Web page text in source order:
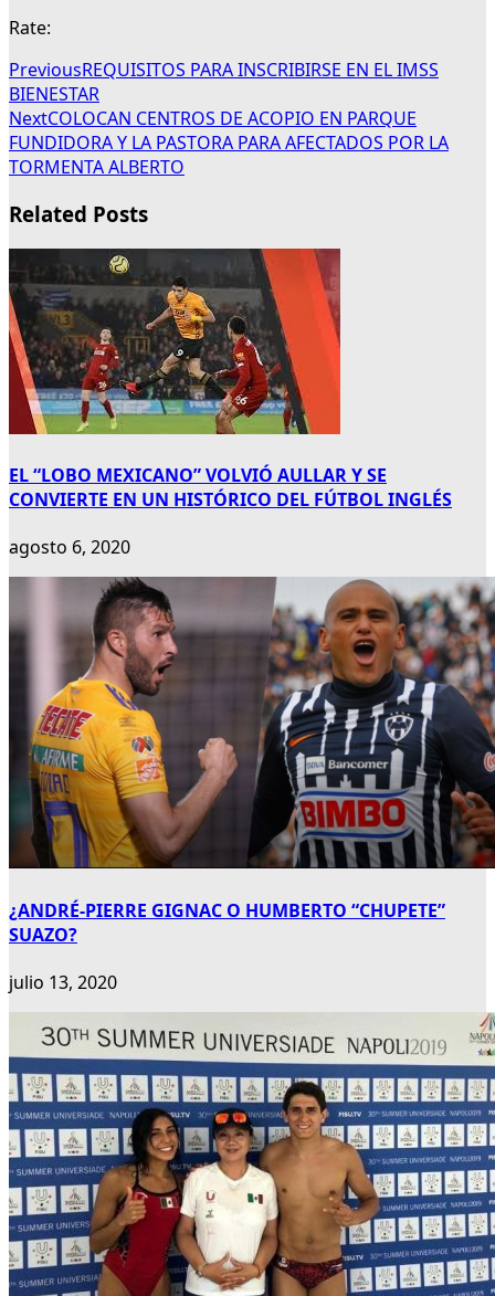
Rate:
PreviousREQUISITOS PARA INSCRIBIRSE EN EL IMSS
BIENESTAR
NextCOLOCAN CENTROS DE ACOPIO EN PARQUE
FUNDIDORA Y LA PASTORA PARA AFECTADOS POR LA
TORMENTA ALBERTO
Related Posts
EL “LOBO MEXICANO” VOLVIÓ AULLAR Y SE
CONVIERTE EN UN HISTÓRICO DEL FÚTBOL INGLÉS
agosto 6, 2020
¿ANDRÉ-PIERRE GIGNAC O HUMBERTO “CHUPETE”
SUAZO?
julio 13, 2020